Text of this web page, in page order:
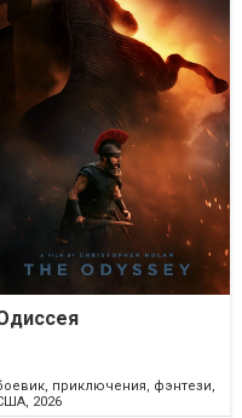
приключения, фэнтези,
2026